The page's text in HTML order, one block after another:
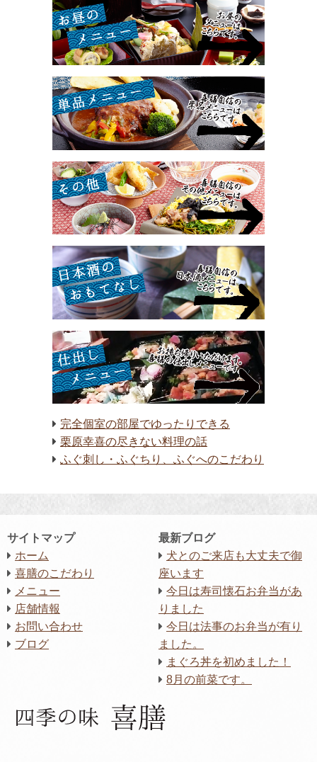
完全個室の部屋でゆったりできる
栗原幸喜の尽きない料理の話
ふぐ刺し・ふぐちり、ふぐへのこだわり
サイトマップ
ホーム
喜膳のこだわり
メニュー
店舗情報
お問い合わせ
ブログ
最新ブログ
犬とのご来店も大丈夫で御
座います
今日は寿司懐石お弁当があ
りました
今日は法事のお弁当が有り
ました。
まぐろ丼を初めました！
8月の前菜です。